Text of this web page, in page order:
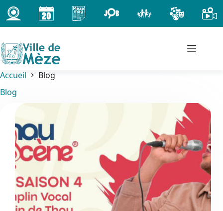
Passer
au
contenu
Accueil
Blog
Blog